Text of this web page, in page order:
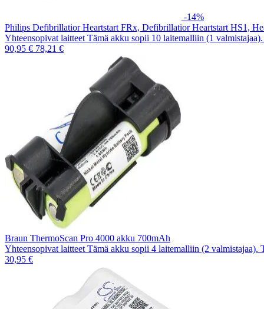
-14%
Philips Defibrillatior Heartstart FRx, Defibrillatior Heartstart HS1,
Yhteensopivat laitteet Tämä akku sopii 10 laitemalliin (1
90,95 € 78,21 €
Braun ThermoScan Pro 4000 akku 700mAh
Yhteensopivat laitteet Tämä akku sopii 4 laitemalliin (2 valmistajaa).
30,95 €